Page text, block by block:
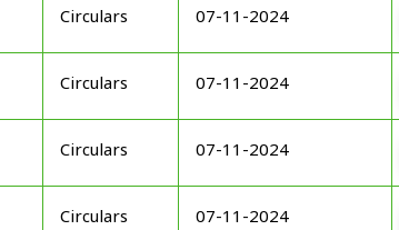
Circulars 07-11-2024
Circulars 07-11-2024
Circulars 07-11-2024
Circulars 07-11-2024